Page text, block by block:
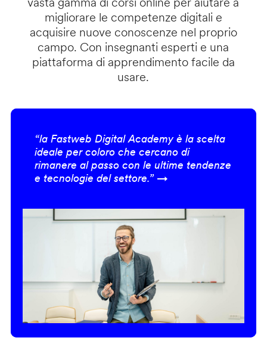
migliorare le competenze digitali e
acquisire nuove conoscenze nel proprio
campo. Con insegnanti esperti e una
piattaforma di apprendimento facile da
usare.
“la Fastweb Digital Academy è la scelta
ideale per coloro che cercano di
rimanere al passo con le ultime tendenze
e tecnologie del settore.” →